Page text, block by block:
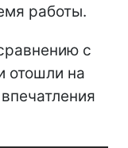
работы.
с
отошли на